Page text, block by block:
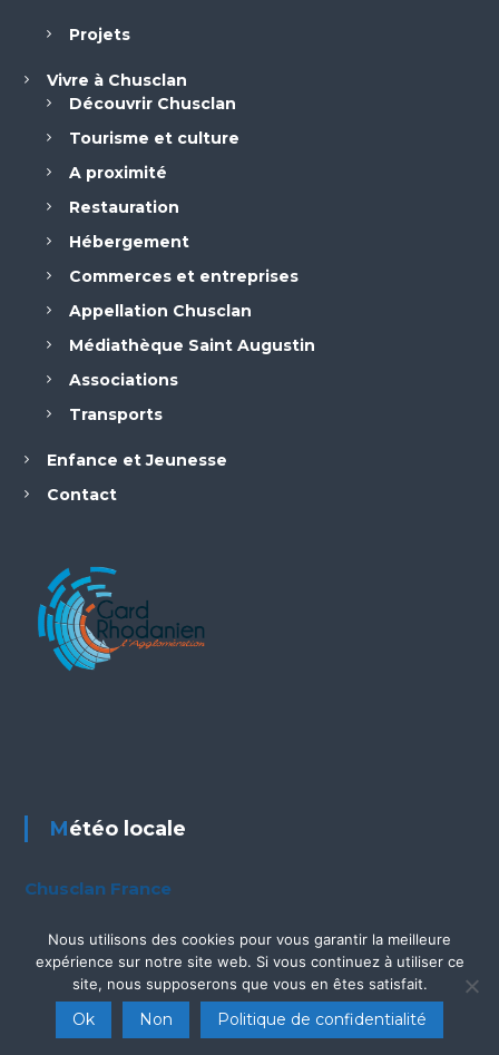
Projets
Vivre à Chusclan
Découvrir Chusclan
Tourisme et culture
A proximité
Restauration
Hébergement
Commerces et entreprises
Appellation Chusclan
Médiathèque Saint Augustin
Associations
Transports
Enfance et Jeunesse
Contact
Météo locale
Chusclan France
Copyright © © 2026.Site Officiel de la mairie de ChusclanThème :
Flash par
ThemeGrill . Fièrement propulsé parWordPress
Nous utilisons des cookies pour vous garantir la meilleure
expérience sur notre site web. Si vous continuez à utiliser ce
site, nous supposerons que vous en êtes satisfait.
Ok Non Politique de confidentialité